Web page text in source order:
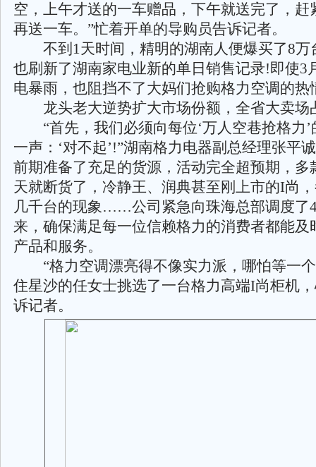
空，上午才送的一车赠品，下午就送完了，赶
再送一车。”忙着开单的导购员告诉记者。
不到1天时间，精明的湖南人便爆买了8万
也刷新了湖南家电业新的单日销售记录!即使3
电暴雨，也阻挡不了大妈们抢购格力空调的热
龙头老大逆势扩大市场份额，全省大卖场
“首先，我们必须向每位‘万人空巷抢格力’
一声：‘对不起’!”湖南格力电器副总经理张平
前期准备了充足的货源，活动完全超预期，多
天就断货了，冷静王、润典甚至刚上市的I尚
几千台的现象……公司紧急向珠海总部调度了
来，确保满足每一位信赖格力的消费者都能及
产品和服务。
“格力空调漂亮得不像实力派，哪怕等一个
住星沙的任女士挑选了一台格力高端I尚柜机
诉记者。